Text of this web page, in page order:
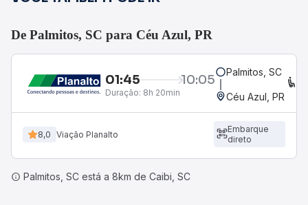
De Palmitos, SC para Céu Azul, PR
01:45 10:05
Duração: 8h 20min
Palmitos, SC
Céu Azul, PR
8,0 Viação Planalto
Embarque
direto
Palmitos, SC está a 8km de Caibi, SC